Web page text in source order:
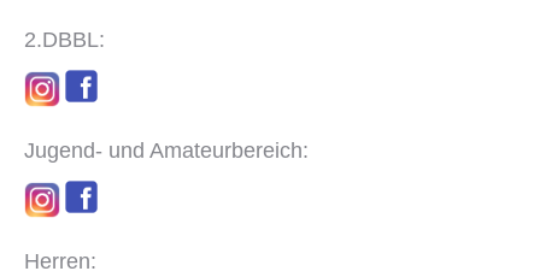
2.DBBL:
Jugend- und Amateurbereich:
Herren: